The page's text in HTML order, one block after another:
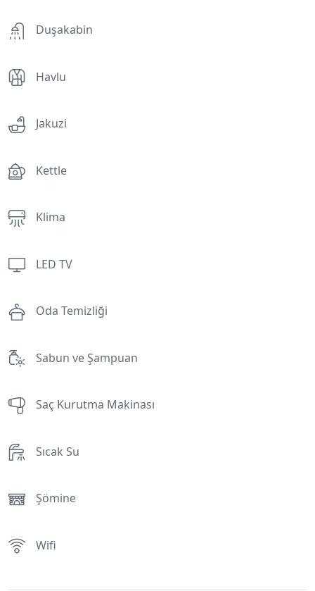
Duşakabin
Havlu
Jakuzi
Kettle
Klima
LED TV
Oda Temizliği
Sabun ve Şampuan
Saç Kurutma Makinası
Sıcak Su
Şömine
Wifi